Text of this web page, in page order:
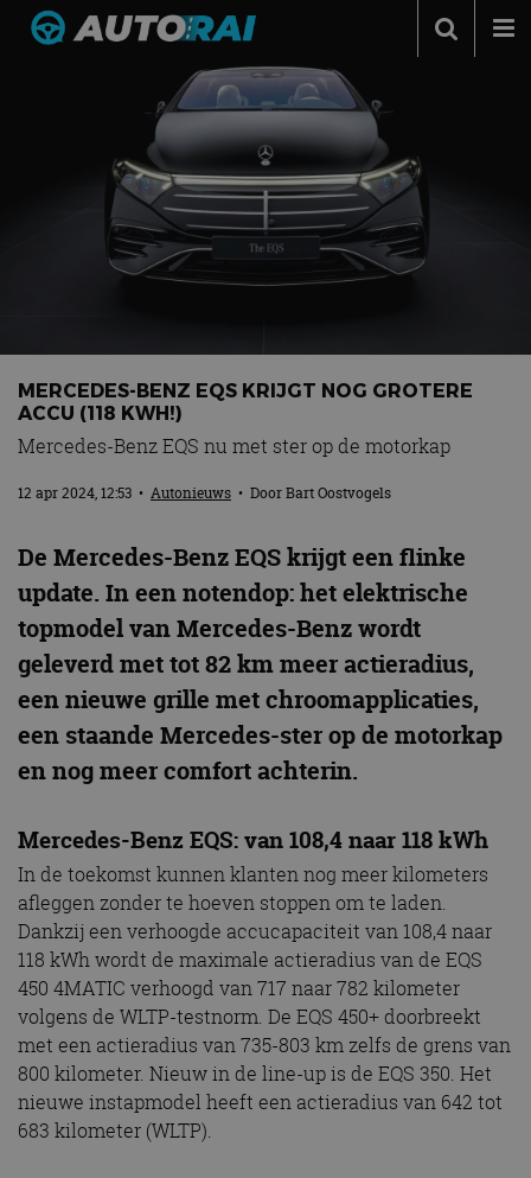
Autotests
Automerken
Adverteren
MotorRAI.nl
MERCEDES-BENZ EQS KRIJGT NOG GROTERE
ACCU (118 KWH!)
Mercedes-Benz EQS nu met ster op de motorkap
12 apr 2024, 12:53 • Autonieuws • DoorBart Oostvogels
De Mercedes-Benz EQS krijgt een flinke
update. In een notendop: het elektrische
topmodel van Mercedes-Benz wordt
geleverd met tot 82 km meer actieradius,
een nieuwe grille met chroomapplicaties,
een staande Mercedes-ster op de motorkap
en nog meer comfort achterin.
Mercedes-Benz EQS: van 108,4 naar 118 kWh
In de toekomst kunnen klanten nog meer kilometers
afleggen zonder te hoeven stoppen om te laden.
Dankzij een verhoogde accucapaciteit van 108,4 naar
118 kWh wordt de maximale actieradius van de EQS
450 4MATIC verhoogd van 717 naar 782 kilometer
volgens de WLTP-testnorm. De EQS 450+ doorbreekt
met een actieradius van 735-803 km zelfs de grens van
800 kilometer. Nieuw in de line-up is de EQS 350. Het
nieuwe instapmodel heeft een actieradius van 642 tot
683 kilometer (WLTP).